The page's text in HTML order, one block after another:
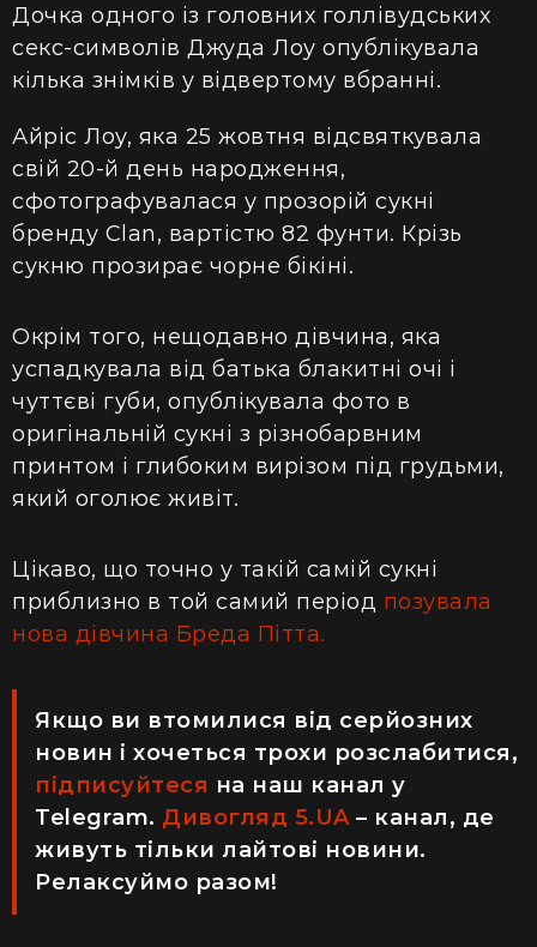
Дочка одного із головних голлівудських
секс-символів Джуда Лоу опублікувала
кілька знімків у відвертому вбранні.
Айріс Лоу, яка 25 жовтня відсвяткувала
свій 20-й день народження,
сфотографувалася у прозорій сукні
бренду Clan, вартістю 82 фунти. Крізь
сукню прозирає чорне бікіні.
Окрім того, нещодавно дівчина, яка
успадкувала від батька блакитні очі і
чуттєві губи, опублікувала фото в
оригінальній сукні з різнобарвним
принтом і глибоким вирізом під грудьми,
який оголює живіт.
Цікаво, що точно у такій самій сукні
приблизно в той самий період позувала
нова дівчина Бреда Пітта.
Якщо ви втомилися від серйозних
новин і хочеться трохи розслабитися,
підписуйтеся на наш канал у
Telegram. Дивогляд 5.UA– канал, де
живуть тільки лайтові новини.
Релаксуймо разом!